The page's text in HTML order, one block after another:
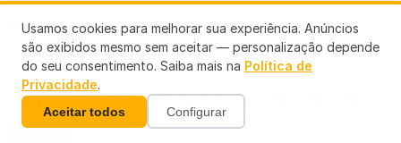
40 ANOS DE HISTÓRIA
SAIBA TUDO SOBRE
O Livro de Enoque que Chocou o Mundo
Usamos cookies para melhorar sua experiência. Anúncios
são exibidos mesmo sem aceitar — personalização depende
do seu consentimento. Saiba mais na Política de
Privacidade.
Aceitar todos Configurar